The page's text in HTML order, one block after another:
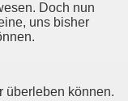
Doch nun
uns bisher
überleben können.